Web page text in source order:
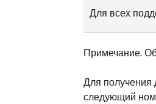
Для всех
Примечание.
Для получения
следующий